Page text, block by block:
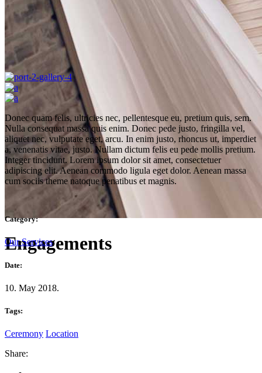
Engagements
Donec quam felis, ultricies nec, pellentesque eu, pretium quis, sem.
Nulla consequat massa quis enim. Donec pede justo, fringilla vel,
aliquet nec, vulputate eget, arcu. In enim justo, rhoncus ut, imperdiet
a, venenatis vitae, justo. Nullam dictum felis eu pede mollis pretium.
Integer tincidunt. Lorem ipsum dolor sit amet, consectetuer
adipiscing elit. Aenean commodo ligula eget dolor. Aenean massa
cum sociis theme natoque penatibus et magnis.
Category:
Our Services
Date:
10. May 2018.
Tags:
Ceremony Location
Share: